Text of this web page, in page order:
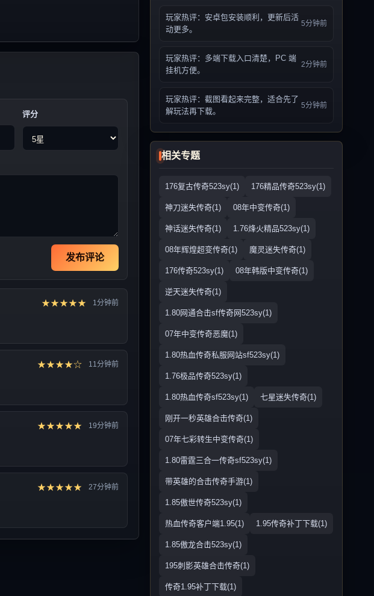
评分
发布评论
★★★★★ 1分钟前
★★★★☆ 11分钟前
★★★★★ 19分钟前
★★★★★ 27分钟前
玩家热评：安卓包安装顺利，更新后活
动更多。
5分钟前
玩家热评：多端下载入口清楚，PC 端
挂机方便。
2分钟前
玩家热评：截图看起来完整，适合先了
解玩法再下载。
5分钟前
相关专题
176复古传奇523sy(1) 176精品传奇523sy(1)
神刀迷失传奇(1) 08年中变传奇(1)
神话迷失传奇(1) 1.76烽火精品523sy(1)
08年辉煌超变传奇(1) 魔灵迷失传奇(1)
176传奇523sy(1) 08年韩版中变传奇(1)
逆天迷失传奇(1)
1.80网通合击sf传奇网523sy(1)
07年中变传奇恶魔(1)
1.80热血传奇私服网站sf523sy(1)
1.76极品传奇523sy(1)
1.80热血传奇sf523sy(1) 七星迷失传奇(1)
刚开一秒英雄合击传奇(1)
07年七彩转生中变传奇(1)
1.80雷霆三合一传奇sf523sy(1)
带英雄的合击传奇手游(1)
1.85傲世传奇523sy(1)
热血传奇客户端1.95(1) 1.95传奇补丁下载(1)
1.85傲龙合击523sy(1)
195刺影英雄合击传奇(1)
传奇1.95补丁下载(1)